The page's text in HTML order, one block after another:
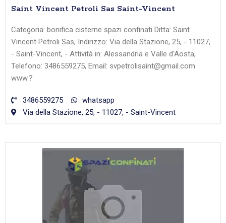
Saint Vincent Petroli Sas Saint-Vincent
Categoria: bonifica cisterne spazi confinati Ditta: Saint
Vincent Petroli Sas, Indirizzo: Via della Stazione, 25, - 11027,
- Saint-Vincent, - Attività in: Alessandria e Valle d'Aosta,
Telefono: 3486559275, Email: svpetrolisaint@gmail.com
www.?
3486559275
whatsapp
Via della Stazione, 25, - 11027, - Saint-Vincent